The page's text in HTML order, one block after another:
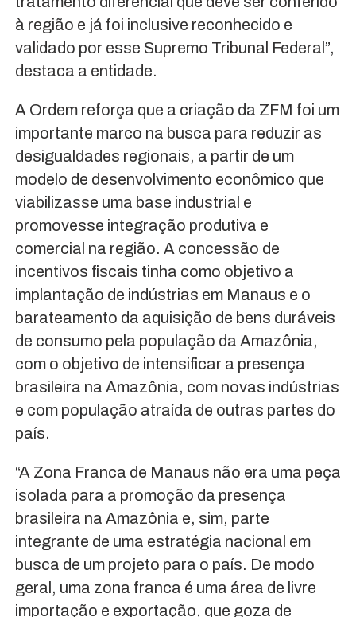
à região e já foi inclusive reconhecido e
validado por esse Supremo Tribunal Federal”,
destaca a entidade.
A Ordem reforça que a criação da ZFM foi um
importante marco na busca para reduzir as
desigualdades regionais, a partir de um
modelo de desenvolvimento econômico que
viabilizasse uma base industrial e
promovesse integração produtiva e
comercial na região. A concessão de
incentivos fiscais tinha como objetivo a
implantação de indústrias em Manaus e o
barateamento da aquisição de bens duráveis
de consumo pela população da Amazônia,
com o objetivo de intensificar a presença
brasileira na Amazônia, com novas indústrias
e com população atraída de outras partes do
país.
“A Zona Franca de Manaus não era uma peça
isolada para a promoção da presença
brasileira na Amazônia e, sim, parte
integrante de uma estratégia nacional em
busca de um projeto para o país. De modo
geral, uma zona franca é uma área de livre
importação e exportação, que goza de